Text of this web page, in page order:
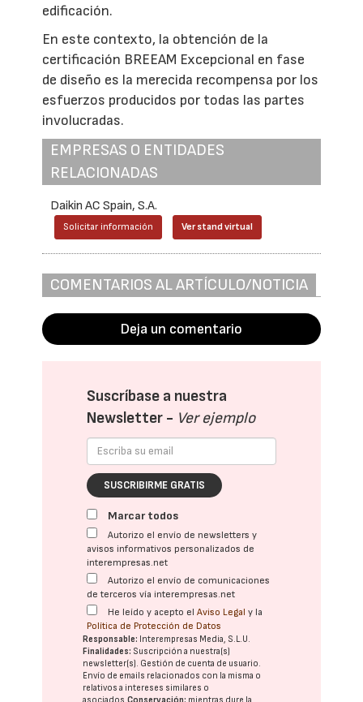
edificación.
En este contexto, la obtención de la
certificación BREEAM Excepcional en fase
de diseño es la merecida recompensa por los
esfuerzos producidos por todas las partes
involucradas.
EMPRESAS O ENTIDADES
RELACIONADAS
Daikin AC Spain, S.A.
Solicitar información Ver stand virtual
COMENTARIOS AL ARTÍCULO/NOTICIA
Deja un comentario
Suscríbase a nuestra
Newsletter - Ver ejemplo
SUSCRIBIRME GRATIS
Marcar todos
Autorizo el envío de newsletters y
avisos informativos personalizados de
interempresas.net
Autorizo el envío de comunicaciones
de terceros vía interempresas.net
He leído y acepto elAviso Legal y la
Política de Protección de Datos
Responsable: Interempresas Media, S.L.U.
Finalidades: Suscripción a nuestra(s)
newsletter(s). Gestión de cuenta de usuario.
Envío de emails relacionados con la misma o
relativos a intereses similares o
asociados.Conservación: mientras dure la